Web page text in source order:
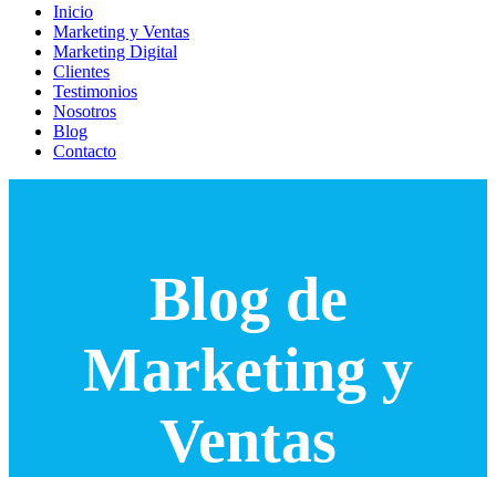
Inicio
Marketing y Ventas
Marketing Digital
Clientes
Testimonios
Nosotros
Blog
Contacto
Blog de
Marketing y
Ventas